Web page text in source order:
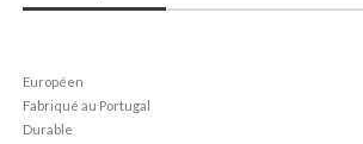
Européen
Fabriqué au Portugal
Durable